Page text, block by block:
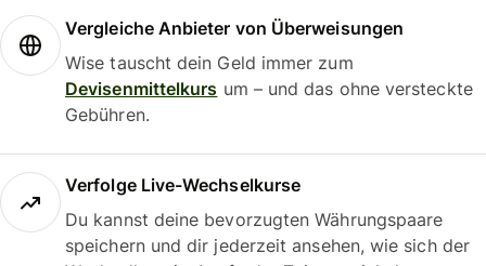
Vergleiche Anbieter von Überweisungen
Wise tauscht dein Geld immer zum
Devisenmittelkurs um – und das ohne versteckte
Gebühren.
Verfolge Live-Wechselkurse
Du kannst deine bevorzugten Währungspaare
speichern und dir jederzeit ansehen, wie sich der